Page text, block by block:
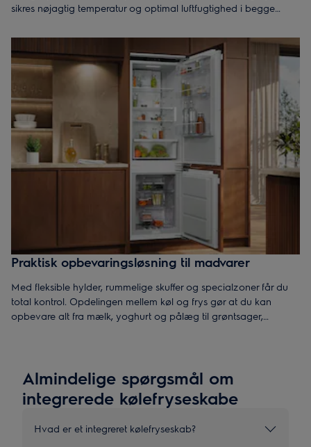
sikres nøjagtig temperatur og optimal luftfugtighed i begge
længere, og det løfter dine måltider, forenkler hverdagen og
reducerer madspild.
Praktisk opbevaringsløsning til madvarer
Med fleksible hylder, rummelige skuffer og specialzoner får du
total kontrol. Opdelingen mellem køl og frys gør at du kan
opbevare alt fra mælk, yoghurt og pålæg til grøntsager,
Almindelige spørgsmål om
integrerede kølefryseskabe
Hvad er et integreret kølefryseskab?